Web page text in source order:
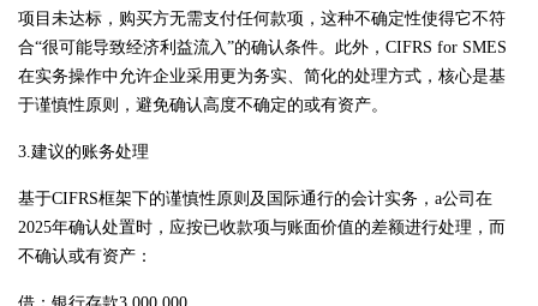
项目未达标，购买方无需支付任何款项，这种不确定性使得它不符
合“很可能导致经济利益流入”的确认条件。此外，CIFRS for SMES
在实务操作中允许企业采用更为务实、简化的处理方式，核心是基
于谨慎性原则，避免确认高度不确定的或有资产。
3.建议的账务处理
基于CIFRS框架下的谨慎性原则及国际通行的会计实务，a公司在
2025年确认处置时，应按已收款项与账面价值的差额进行处理，而
不确认或有资产：